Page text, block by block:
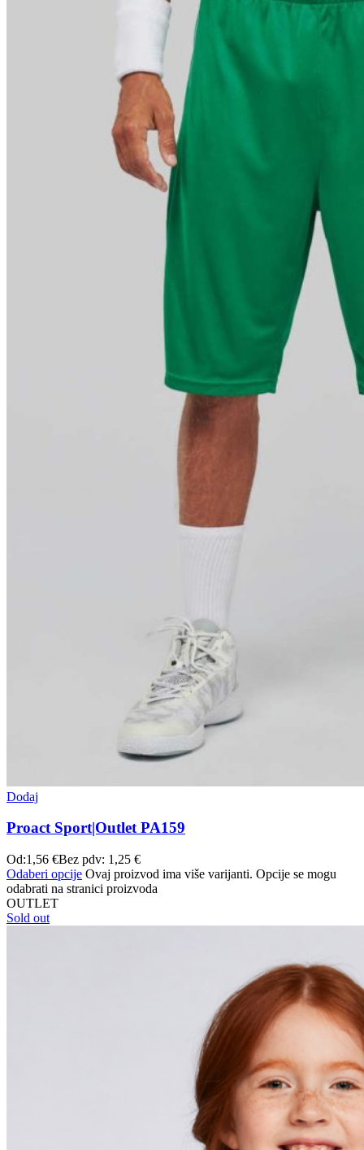
Dodaj
Proact Sport|Outlet PA159
Od:1,56 €Bez pdv: 1,25 €
Odaberi opcije Ovaj proizvod ima više varijanti. Opcije se mogu
odabrati na stranici proizvoda
OUTLET
Sold out